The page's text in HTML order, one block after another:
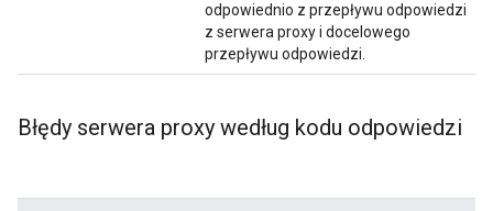
odpowiednio z przepływu odpowiedzi
z serwera proxy i docelowego
przepływu odpowiedzi.
Błędy serwera proxy według kodu odpowiedzi